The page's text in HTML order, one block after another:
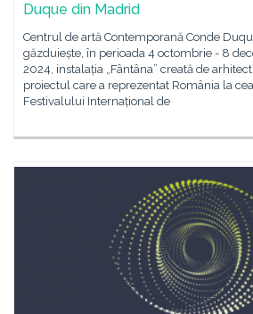
Duque din Madrid
Centrul de artă Contemporană Conde
găzduiește, în perioada 4 octombrie - 8
2024, instalația „Fântâna” creată de
proiectul care a reprezentat România la
Festivalului Internațional de